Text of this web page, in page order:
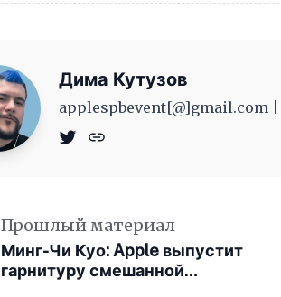
Дима Кутузов
applespbevent[@]gmail.com |
Прошлый материал
Минг-Чи Куо: Apple выпустит
гарнитуру смешанной